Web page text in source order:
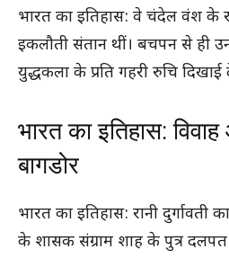
भारत का इतिहास: वे चंदेल वंश के
इकलौती संतान थीं। बचपन से ही
युद्धकला के प्रति गहरी रुचि दिखाई
भारत का इतिहास:
बागडोर
भारत का इतिहास: रानी दुर्गावती
के शासक संग्राम शाह के पुत्र